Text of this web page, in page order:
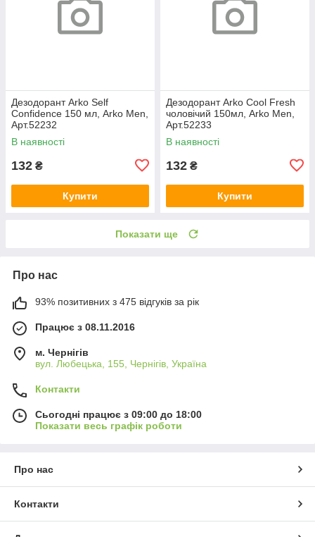
Дезодорант Arko Self
Confidence 150 мл, Arko Men,
Арт.52232
В наявності
132 ₴
Купити
Дезодорант Arko Сool Fresh
чоловічий 150мл, Arko Men,
Арт.52233
В наявності
132 ₴
Купити
Показати ще
Про нас
93% позитивних з 475 відгуків за рік
Працює з 08.11.2016
м. Чернігів
вул. Любецька, 155, Чернігів, Україна
Контакти
Сьогодні працює з 09:00 до 18:00
Показати весь графік роботи
Про нас
Контакти